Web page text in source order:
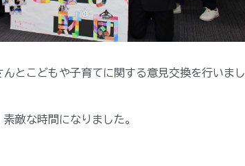
とこどもや子育てに関する意見交換を行いまし
敵な時間になりました。